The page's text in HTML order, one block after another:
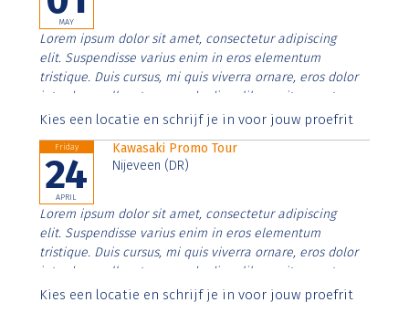
MAY
Lorem ipsum dolor sit amet, consectetur adipiscing
elit. Suspendisse varius enim in eros elementum
tristique. Duis cursus, mi quis viverra ornare, eros dolor
interdum nulla, ut commodo diam libero vitae erat.
Aenean faucibus nibh et justo cursus id rutrum lorem
Kies een locatie en schrijf je in voor jouw proefrit
Friday
24
APRIL
Kawasaki Promo Tour
Nijeveen (DR)
Lorem ipsum dolor sit amet, consectetur adipiscing
elit. Suspendisse varius enim in eros elementum
tristique. Duis cursus, mi quis viverra ornare, eros dolor
interdum nulla, ut commodo diam libero vitae erat.
Aenean faucibus nibh et justo cursus id rutrum lorem
Kies een locatie en schrijf je in voor jouw proefrit